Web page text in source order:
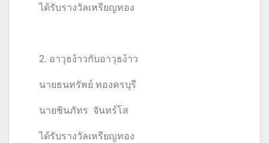
ได้รับรางวัลเหรียญทอง
2. อาวุธง้าวกับอาวุธง้าว
นายธนทรัพย์ ทองครบุรี
นายชินภัทร จันทร์โส
ได้รับรางวัลเหรียญทอง